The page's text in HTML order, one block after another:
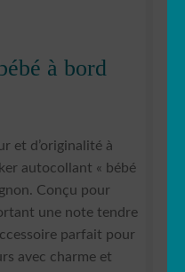
à bord
et d’originalité à
autocollant « bébé
Conçu pour
une note tendre
parfait pour
avec charme et